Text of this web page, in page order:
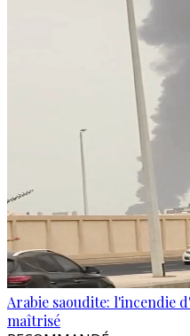
Arabie saoudite: l'incendie
maîtrisé